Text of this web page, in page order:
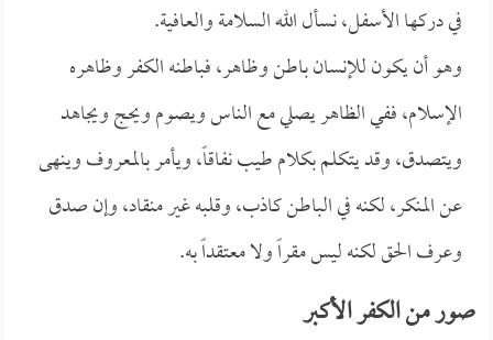
في دركها الأسفل، نسأل الله السلامة والعافية.
وهو أن يكون للإنسان باطن وظاهر، فباطنه الكفر وظاهره
الإسلام، ففي الظاهر يصلي مع الناس ويصوم ويحج ويجاهد
ويتصدق، وقد يتكلم بكلام طيب نفاقاً، ويأمر بالمعروف وينهى
عن المنكر، لكنه في الباطن كاذب، وقلبه غير منقاد، وإن صدق
وعرف الحق لكنه ليس مقراً ولا معتقداً به.
صور من الكفر الأكبر